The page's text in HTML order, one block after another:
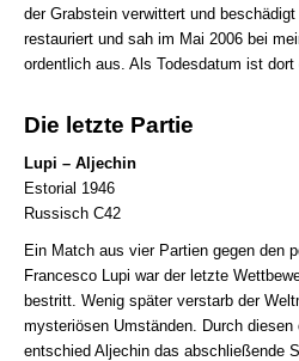
der Grabstein verwittert und
restauriert und sah im Mai 2006 bei
ordentlich aus. Als Todesdatum ist
Die letzte Partie
Lupi – Aljechin
Estorial 1946
Russisch C42
Ein Match aus vier Partien gegen den
Francesco Lupi war der letzte
bestritt. Wenig später verstarb der
mysteriösen Umständen. Durch
entschied Aljechin das abschließende